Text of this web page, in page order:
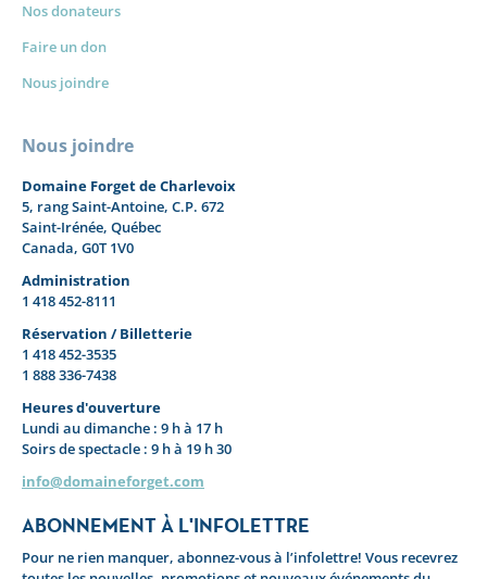
Nous joindre
Domaine Forget de Charlevoix
5, rang Saint-Antoine, C.P. 672
Saint-Irénée, Québec
Canada, G0T 1V0
Administration
1 418 452-8111
Réservation / Billetterie
1 418 452-3535
1 888 336-7438
Heures d'ouverture
Lundi au dimanche : 9 h à 17 h
Soirs de spectacle : 9 h à 19 h 30
info@domaineforget.com
ABONNEMENT À L'INFOLETTRE
Pour ne rien manquer, abonnez-vous à l’infolettre! Vous recevrez
Nos donateurs
Faire un don
Nous joindre